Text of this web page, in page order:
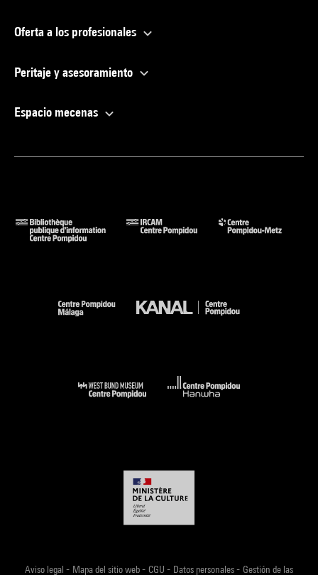
Oferta a los profesionales
Peritaje y asesoramiento
Espacio mecenas
Aviso legal - Mapa del sitio web- CGU - Datos personales- Gestión de las